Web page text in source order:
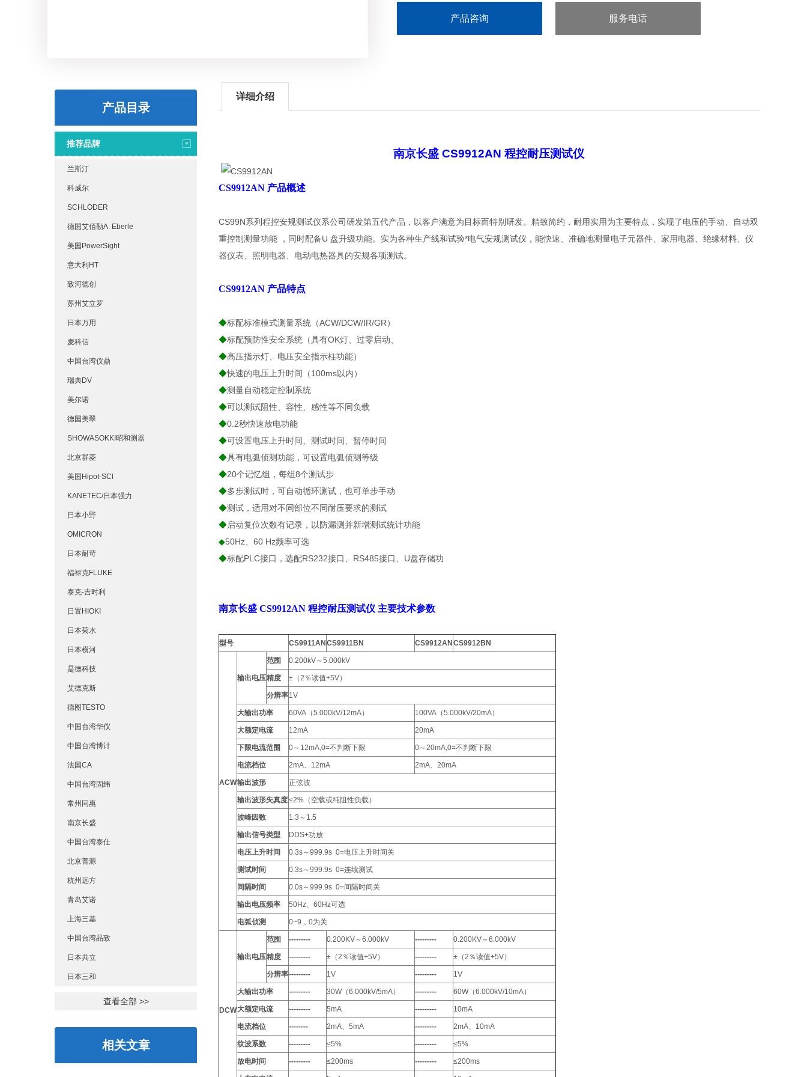
产品咨询 服务电话
产品目录
推荐品牌
兰斯汀
科威尔
SCHLODER
德国艾佰勒A. Eberle
美国PowerSight
意大利HT
致河德创
苏州艾立罗
日本万用
麦科信
中国台湾仪鼎
瑞典DV
美尔诺
德国美翠
SHOWASOKKI昭和测器
北京群菱
美国Hipot-SCl
KANETEC/日本强力
日本小野
OMICRON
日本耐苛
福禄克FLUKE
泰克-吉时利
日置HIOKI
日本菊水
日本横河
是德科技
艾德克斯
德图TESTO
中国台湾华仪
中国台湾博计
法国CA
中国台湾固纬
常州同惠
南京长盛
中国台湾泰仕
北京普源
杭州远方
青岛艾诺
上海三基
中国台湾品致
日本共立
日本三和
查看全部 >>
相关文章
详细介绍
南京长盛 CS9912AN 程控耐压测试仪
CS9912AN 产品概述
CS99N系列程控安规测试仪系公司研发第五代产品，以客户满意为目标而特别研发。精致简约，耐用实用为主要特点，实现了电压的手动、自动双
重控制测量功能 ，同时配备U 盘升级功能。实为各种生产线和试验*电气安规测试仪，能快速、准确地测量电子元器件、家用电器、绝缘材料、仪
器仪表、照明电器、电动电热器具的安规各项测试。
CS9912AN 产品特点
◆标配标准模式测量系统（ACW/DCW/IR/GR）
◆标配预防性安全系统（具有OK灯、过零启动、
◆高压指示灯、电压安全指示柱功能）
◆快速的电压上升时间（100ms以内）
◆测量自动稳定控制系统
◆可以测试阻性、容性、感性等不同负载
◆0.2秒快速放电功能
◆可设置电压上升时间、测试时间、暂停时间
◆具有电弧侦测功能，可设置电弧侦测等级
◆20个记忆组，每组8个测试步
◆多步测试时，可自动循环测试，也可单步手动
◆测试，适用对不同部位不同耐压要求的测试
◆启动复位次数有记录，以防漏测并新增测试统计功能
◆50Hz、60 Hz频率可选
◆标配PLC接口，选配RS232接口、RS485接口、U盘存储功
南京长盛 CS9912AN 程控耐压测试仪 主要技术参数
型号 CS9911AN CS9911BN CS9912AN CS9912BN
ACW
输出电压
范围 0.200kV～5.000kV
精度 ±（2％读值+5V）
分辨率1V
大输出功率 60VA（5.000kV/12mA） 100VA（5.000kV/20mA）
大额定电流 12mA 20mA
下限电流范围 0～12mA,0=不判断下限 0～20mA,0=不判断下限
电流档位 2mA、12mA 2mA、20mA
输出波形 正弦波
输出波形失真度≤2%（空载或纯阻性负载）
波峰因数 1.3～1.5
输出信号类型 DDS+功放
电压上升时间 0.3s～999.9s 0=电压上升时间关
测试时间 0.3s～999.9s 0=连续测试
间隔时间 0.0s～999.9s 0=间隔时间关
输出电压频率 50Hz、60Hz可选
电弧侦测 0~9，0为关
DCW
输出电压
范围 --------- 0.200KV～6.000kV --------- 0.200KV～6.000kV
精度 --------- ±（2％读值+5V） --------- ±（2％读值+5V）
分辨率--------- 1V --------- 1V
大输出功率 --------- 30W（6.000kV/5mA） --------- 60W（6.000kV/10mA）
大额定电流 --------- 5mA --------- 10mA
电流档位 -------- 2mA、5mA --------- 2mA、10mA
纹波系数 --------- ≤5% --------- ≤5%
放电时间 --------- ≤200ms --------- ≤200ms